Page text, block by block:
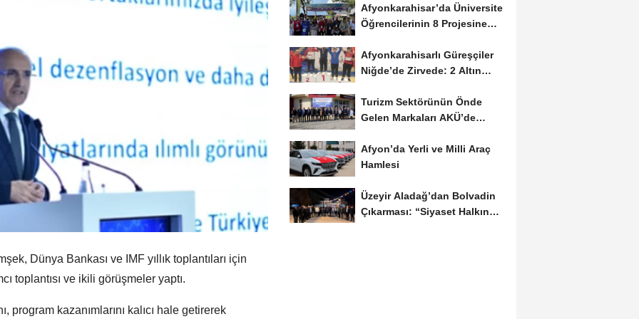
Dünya Bankası ve IMF yıllık toplantıları için
toplantısı ve ikili görüşmeler yaptı.
program kazanımlarını kalıcı hale getirerek
Afyonkarahisar’da Üniversite
Öğrencilerinin 8 Projesine
Afyonkarahisarlı Güreşçiler
Niğde’de Zirvede: 2 Altın
Turizm Sektörünün Önde
Gelen Markaları AKÜ’de
Afyon’da Yerli ve Milli Araç
Hamlesi
Üzeyir Aladağ’dan Bolvadin
Çıkarması: “Siyaset Halkın